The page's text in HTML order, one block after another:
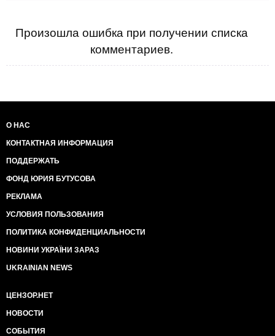
Произошла ошибка при получении списка
комментариев.
О НАС
КОНТАКТНАЯ ИНФОРМАЦИЯ
ПОДДЕРЖАТЬ
ФОНД ЮРИЯ БУТУСОВА
РЕКЛАМА
УСЛОВИЯ ПОЛЬЗОВАНИЯ
ПОЛИТИКА КОНФИДЕНЦИАЛЬНОСТИ
НОВИНИ УКРАЇНИ ЗАРАЗ
UKRAINIAN NEWS
ЦЕНЗОР.НЕТ
НОВОСТИ
СОБЫТИЯ